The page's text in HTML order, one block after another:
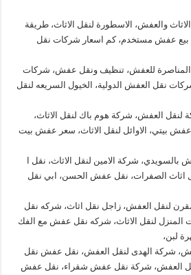
والعفش، الاسطورة لنقل الاثاث، طريقة
بيع عفش مستخدم، كم اسعار شركات نقل
للعفش، تنظيف ونقل عفش، شركات
نقل العفش الدولية، الخيول السريعه لنقل
لنقل العفش، شركة هوم باك لنقل الاثاث،
بيتي، الاوائل لنقل الاثاث، سعر عفش بيت
شركة الامين لنقل الاثاث، نقل ا
اثاث الصفرات، نقل عفش الحسن، ابي نقل
لنقل العفش، زاجل نقل اثاث، شركه نقل
لنقل الاثاث، شركه نقل عفش مع الفك
لبن،
شركة الهدى لنقل العفش، نقل عفش نقل
لنقل العفش، شركة نقل عفش شقراء، نقل عفش